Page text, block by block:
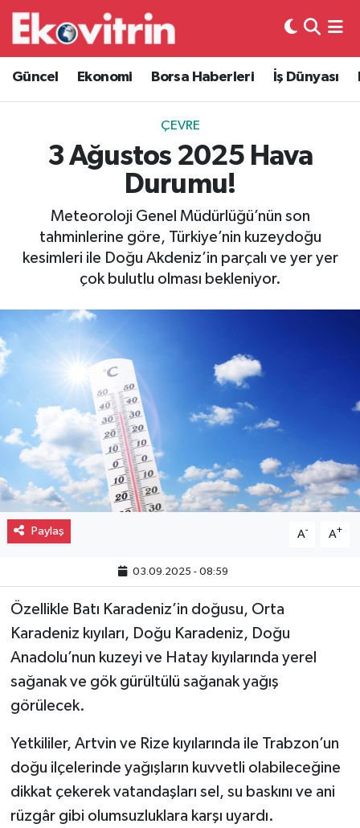
Güncel Ekonomi Borsa Haberleri İş Dünyası
ÇEVRE
3 Ağustos 2025 Hava
Durumu!
Meteoroloji Genel Müdürlüğü’nün son
tahminlerine göre, Türkiye’nin kuzeydoğu
kesimleri ile Doğu Akdeniz’in parçalı ve yer yer
çok bulutlu olması bekleniyor.
Paylaş A- A+
03.09.2025 - 08:59
Özellikle Batı Karadeniz’in doğusu, Orta
Karadeniz kıyıları, Doğu Karadeniz, Doğu
Anadolu’nun kuzeyi ve Hatay kıyılarında yerel
sağanak ve gök gürültülü sağanak yağış
görülecek.
Yetkililer, Artvin ve Rize kıyılarında ile Trabzon’un
doğu ilçelerinde yağışların kuvvetli olabileceğine
dikkat çekerek vatandaşları sel, su baskını ve ani
rüzgâr gibi olumsuzluklara karşı uyardı.
Güncel
Ekonomi
Borsa Haberleri
Lojistik
Otovitrin
Asayiş
Gayrimenkul
Spor
Eğitim
Hava Durumu
Trafik Durumu
Süper Lig Puan Durumu ve Fikstür
Tüm Manşetler
Son Dakika Haberleri
Haber Arşivi